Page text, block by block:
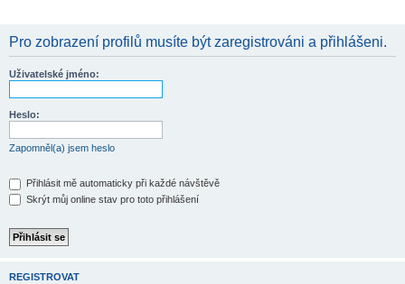
Pro zobrazení profilů musíte být zaregistrováni a přihlášeni.
Uživatelské jméno:
Heslo:
Zapomněl(a) jsem heslo
Přihlásit mě automaticky při každé návštěvě
Skrýt můj online stav pro toto přihlášení
REGISTROVAT